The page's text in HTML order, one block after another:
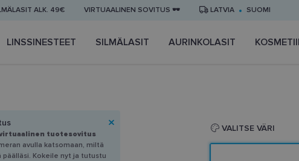
ALK. 49€ VIRTUAALINEN SOVITUS 🕶️ LATVIA SUOMI
LINSSINESTEET SILMÄLASIT AURINKOLASIT
19
tuotesovitus
avulla katsomaan, miltä
Kokeile nyt ja tutustu
VALITSE VÄRI